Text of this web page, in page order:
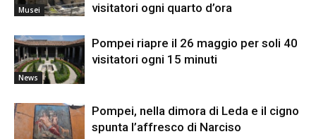
Musei
visitatori ogni quarto d’ora
News
Pompei riapre il 26 maggio per soli 40
visitatori ogni 15 minuti
Pompei, nella dimora di Leda e il cigno
spunta l’affresco di Narciso